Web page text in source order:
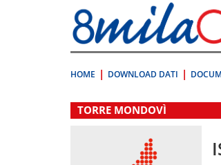
direttamente
a:
Contenuto
HOME DOWNLOAD DATI
.
TORRE MONDOVÌ